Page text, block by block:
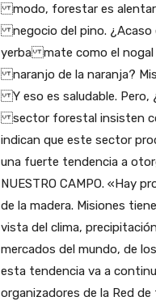
modo, forestar es alentar
negocio del pino. ¿Acaso
yerba mate como el nogal
naranjo de la naranja?
Y eso es saludable. Pero,
sector forestal insisten
indican que este sector
una fuerte tendencia a
NUESTRO CAMPO. «Hay
de la madera. Misiones
vista del clima,
mercados del mundo, de
esta tendencia va a
organizadores de la Red